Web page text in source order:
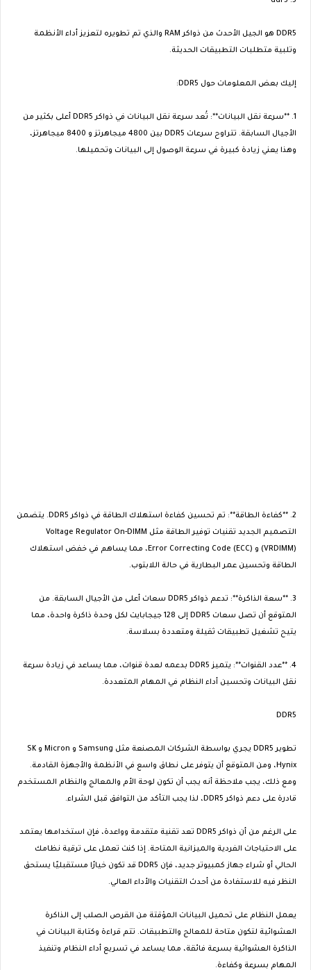
DDR5 هو الجيل الأحدث من ذواكر RAM والذي تم تطويره لتعزيز أداء الأنظمة
وتلبية متطلبات التطبيقات الحديثة.
إليك بعض المعلومات حول DDR5:
1. **سرعة نقل البيانات**: تُعد سرعة نقل البيانات في ذواكر DDR5 أعلى بكثير من
الأجيال السابقة. تتراوح سرعات DDR5 بين 4800 ميجاهرتز و 8400 ميجاهرتز،
وهذا يعني زيادة كبيرة في سرعة الوصول إلى البيانات وتحميلها.
2. **كفاءة الطاقة**: تم تحسين كفاءة استهلاك الطاقة في ذواكر DDR5. يتضمن
التصميم الجديد تقنيات توفير الطاقة مثل Voltage Regulator On-DIMM
(VRDIMM) و Error Correcting Code (ECC)، مما يساهم في خفض استهلاك
الطاقة وتحسين عمر البطارية في حالة اللابتوب.
3. **سعة الذاكرة**: تدعم ذواكر DDR5 سعات أعلى من الأجيال السابقة. من
المتوقع أن تصل سعات DDR5 إلى 128 جيجابايت لكل وحدة ذاكرة واحدة، مما
يتيح تشغيل تطبيقات ثقيلة ومتعددة بسلاسة.
4. **عدد القنوات**: يتميز DDR5 بدعمه لعدة قنوات، مما يساعد في زيادة سرعة
نقل البيانات وتحسين أداء النظام في المهام المتعددة.
DDR5
تطوير DDR5 يجري بواسطة الشركات المصنعة مثل Samsung و Micron و SK
Hynix، ومن المتوقع أن يتوفر على نطاق واسع في الأنظمة والأجهزة القادمة.
ومع ذلك، يجب ملاحظة أنه يجب أن تكون لوحة الأم والمعالج والنظام المستخدم
قادرة على دعم ذواكر DDR5، لذا يجب التأكد من التوافق قبل الشراء.
على الرغم من أن ذواكر DDR5 تعد تقنية متقدمة وواعدة، فإن استخدامها يعتمد
على الاحتياجات الفردية والميزانية المتاحة. إذا كنت تعمل على ترقية نظامك
الحالي أو شراء جهاز كمبيوتر جديد، فإن DDR5 قد تكون خيارًا مستقبليًا يستحق
النظر فيه للاستفادة من أحدث التقنيات والأداء العالي.
يعمل النظام على تحميل البيانات المؤقتة من القرص الصلب إلى الذاكرة
العشوائية لتكون متاحة للمعالج والتطبيقات. تتم قراءة وكتابة البيانات في
الذاكرة العشوائية بسرعة فائقة، مما يساعد في تسريع أداء النظام وتنفيذ
المهام بسرعة وكفاءة.